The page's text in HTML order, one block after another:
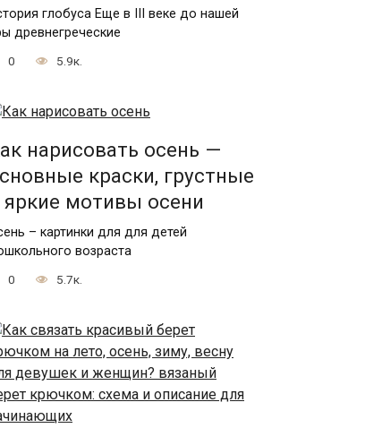
глобуса Еще в III веке до нашей
древнегреческие
0 5.9к.
нарисовать осень —
краски, грустные
яркие мотивы осени
– картинки для для детей
возраста
0 5.7к.